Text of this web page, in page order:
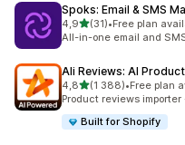
Spoks: Email & SMS
4,9/ 5 tähteä
(31)
31 arvostelua yhteensä
•Free plan
All-in-one email and
Ali Reviews: AI
4,8/ 5 tähteä
(1 388)
1388 arvostelua
•Free plan
Product reviews
Built for Shopify